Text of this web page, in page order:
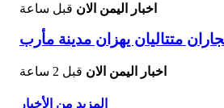
اخبار اليمن الان قبل ساعة
متتاليان يهزان مدينة مأرب
اخبار اليمن الان قبل 2 ساعة
المزيد من الأخبار